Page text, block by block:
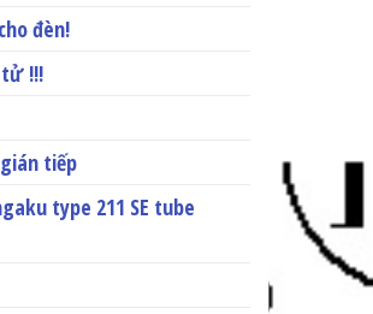
đèn!
!!!
tiếp
type 211 SE tube